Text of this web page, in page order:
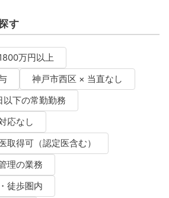
す
万円以上
神戸市西区 × 当直なし
下の常勤勤務
応なし
取得可（認定医含む）
理の業務
徒歩圏内